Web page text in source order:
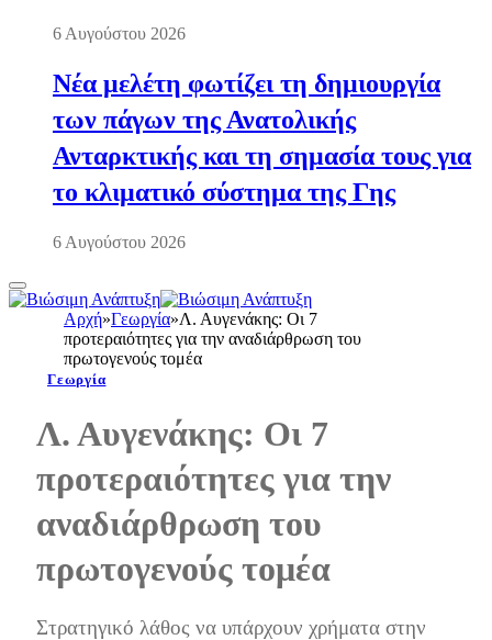
6 Αυγούστου 2026
Νέα μελέτη φωτίζει τη δημιουργία
των πάγων της Ανατολικής
Ανταρκτικής και τη σημασία τους για
το κλιματικό σύστημα της Γης
6 Αυγούστου 2026
Αρχή»Γεωργία»Λ. Αυγενάκης: Οι 7
προτεραιότητες για την αναδιάρθρωση του
πρωτογενούς τομέα
Γεωργία
Λ. Αυγενάκης: Οι 7
προτεραιότητες για την
αναδιάρθρωση του
πρωτογενούς τομέα
Στρατηγικό λάθος να υπάρχουν χρήματα στην